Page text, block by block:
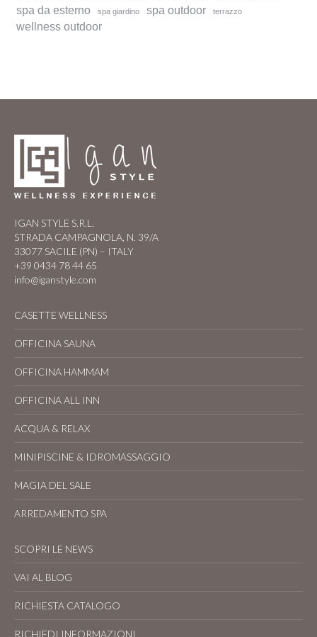
spa da esterno spa giardino spa outdoor terrazzo
wellness outdoor
IGAN STYLE S.R.L.
STRADA CAMPAGNOLA, N. 39/A
33077 SACILE (PN) – ITALY
+39 0434 78 44 65
info@iganstyle.com
CASETTE WELLNESS
OFFICINA SAUNA
OFFICINA HAMMAM
OFFICINA ALL INN
ACQUA & RELAX
MINIPISCINE & IDROMASSAGGIO
MAGIA DEL SALE
ARREDAMENTO SPA
SCOPRI LE NEWS
VAI AL BLOG
RICHIESTA CATALOGO
RICHIEDI INFORMAZIONI